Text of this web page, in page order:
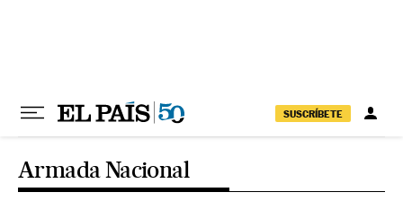
SUSCRÍBETE
Armada Nacional